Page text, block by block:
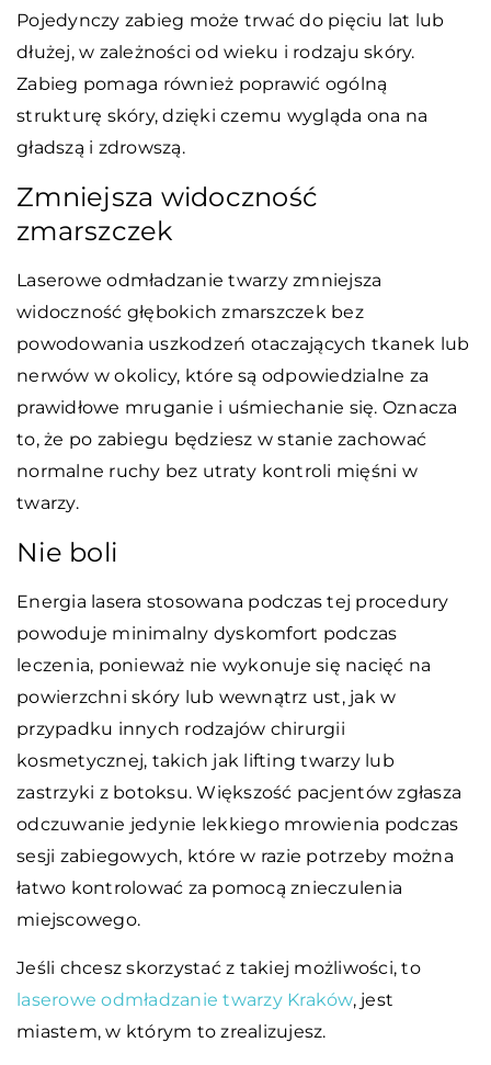
Pojedynczy zabieg może trwać do pięciu lat lub
dłużej, w zależności od wieku i rodzaju skóry.
Zabieg pomaga również poprawić ogólną
strukturę skóry, dzięki czemu wygląda ona na
gładszą i zdrowszą.
Zmniejsza widoczność
zmarszczek
Laserowe odmładzanie twarzy zmniejsza
widoczność głębokich zmarszczek bez
powodowania uszkodzeń otaczających tkanek lub
nerwów w okolicy, które są odpowiedzialne za
prawidłowe mruganie i uśmiechanie się. Oznacza
to, że po zabiegu będziesz w stanie zachować
normalne ruchy bez utraty kontroli mięśni w
twarzy.
Nie boli
Energia lasera stosowana podczas tej procedury
powoduje minimalny dyskomfort podczas
leczenia, ponieważ nie wykonuje się nacięć na
powierzchni skóry lub wewnątrz ust, jak w
przypadku innych rodzajów chirurgii
kosmetycznej, takich jak lifting twarzy lub
zastrzyki z botoksu. Większość pacjentów zgłasza
odczuwanie jedynie lekkiego mrowienia podczas
sesji zabiegowych, które w razie potrzeby można
łatwo kontrolować za pomocą znieczulenia
miejscowego.
Jeśli chcesz skorzystać z takiej możliwości, to
laserowe odmładzanie twarzy Kraków, jest
miastem, w którym to zrealizujesz.